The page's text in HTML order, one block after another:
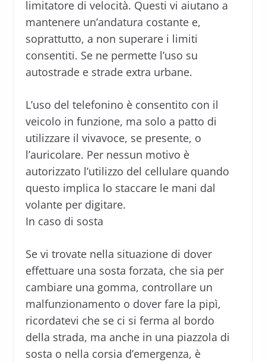
limitatore di velocità. Questi vi aiutano a
mantenere un’andatura costante e,
soprattutto, a non superare i limiti
consentiti. Se ne permette l’uso su
autostrade e strade extra urbane.
L’uso del telefonino è consentito con il
veicolo in funzione, ma solo a patto di
utilizzare il vivavoce, se presente, o
l’auricolare. Per nessun motivo è
autorizzato l’utilizzo del cellulare quando
questo implica lo staccare le mani dal
volante per digitare.
In caso di sosta
Se vi trovate nella situazione di dover
effettuare una sosta forzata, che sia per
cambiare una gomma, controllare un
malfunzionamento o dover fare la pipì,
ricordatevi che se ci si ferma al bordo
della strada, ma anche in una piazzola di
sosta o nella corsia d’emergenza, è